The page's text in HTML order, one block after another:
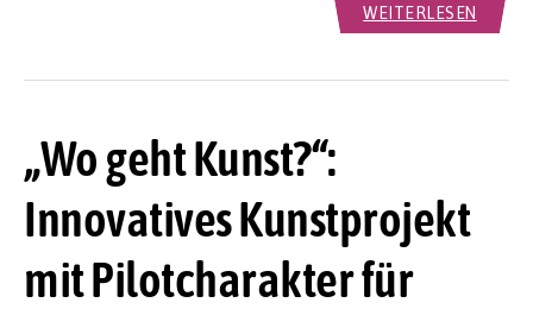
WEITERLESEN
„Wo geht Kunst?“:
Innovatives Kunstprojekt
mit Pilotcharakter für